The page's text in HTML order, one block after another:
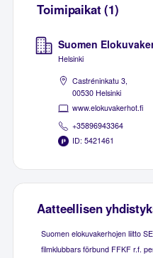
Toimipaikat (1)
Suomen
Helsinki
Castréninkatu 3,
00530 Helsinki
www.elokuvakerhot.fi
+35896943364
ID: 5421461
Aatteellisen
Suomen elokuvakerhojen liitto
filmklubbars förbund FFKF r.f.